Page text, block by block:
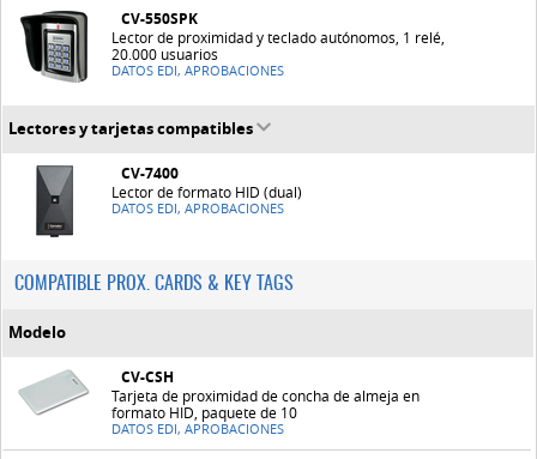
CV-550SPK
Lector de proximidad y teclado autónomos, 1 relé,
20.000 usuarios
DATOS EDI, APROBACIONES
Lectores y tarjetas compatibles
CV-7400
Lector de formato HID (dual)
DATOS EDI, APROBACIONES
COMPATIBLE PROX. CARDS & KEY TAGS
Modelo
CV-CSH
Tarjeta de proximidad de concha de almeja en
formato HID, paquete de 10
DATOS EDI, APROBACIONES